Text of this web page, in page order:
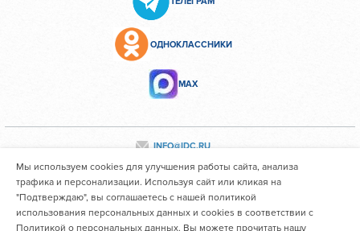
ОДНОКЛАССНИКИ
МАХ
INFO@IDC.RU
Все персональные данные сотрудников размещены с их
согласия
Мы используем cookies для улучшения работы сайта, анализа
трафика и персонализации. Используя сайт или кликая на
"Подтверждаю", вы соглашаетесь с нашей политикой
использования персональных данных и cookies в соответствии с
Политикой о персональных данных. Вы можете прочитать нашу